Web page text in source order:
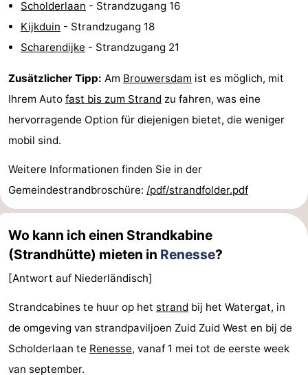
Scholderlaan - Strandzugang 16
Kijkduin - Strandzugang 18
Scharendijke - Strandzugang 21
Zusätzlicher Tipp: Am Brouwersdam ist es möglich, mit
Ihrem Auto fast bis zum Strand zu fahren, was eine
hervorragende Option für diejenigen bietet, die weniger
mobil sind.
Weitere Informationen finden Sie in der
Gemeindestrandbroschüre: /pdf/strandfolder.pdf
Wo kann ich einen Strandkabine
(Strandhütte) mieten in Renesse?
[Antwort auf Niederländisch]
Strandcabines te huur op het strand bij het Watergat, in
de omgeving van strandpaviljoen Zuid Zuid West en bij de
Scholderlaan te Renesse, vanaf 1 mei tot de eerste week
van september.